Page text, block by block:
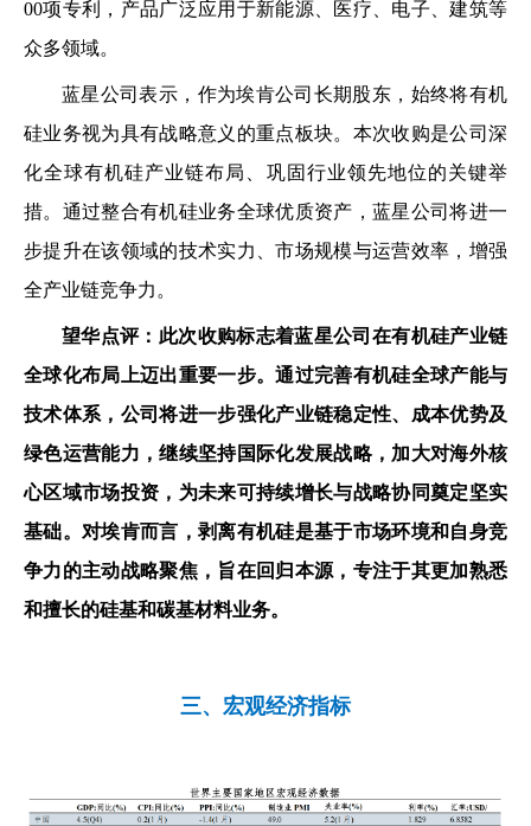
00项专利，产品广泛应用于新能源、医疗、电子、建筑等
众多领域。
蓝星公司表示，作为埃肯公司长期股东，始终将有机
硅业务视为具有战略意义的重点板块。本次收购是公司深
化全球有机硅产业链布局、巩固行业领先地位的关键举
措。通过整合有机硅业务全球优质资产，蓝星公司将进一
步提升在该领域的技术实力、市场规模与运营效率，增强
全产业链竞争力。
望华点评：此次收购标志着蓝星公司在有机硅产业链
全球化布局上迈出重要一步。通过完善有机硅全球产能与
技术体系，公司将进一步强化产业链稳定性、成本优势及
绿色运营能力，继续坚持国际化发展战略，加大对海外核
心区域市场投资，为未来可持续增长与战略协同奠定坚实
基础。对埃肯而言，剥离有机硅是基于市场环境和自身竞
争力的主动战略聚焦，旨在回归本源，专注于其更加熟悉
和擅长的硅基和碳基材料业务。
三、宏观经济指标